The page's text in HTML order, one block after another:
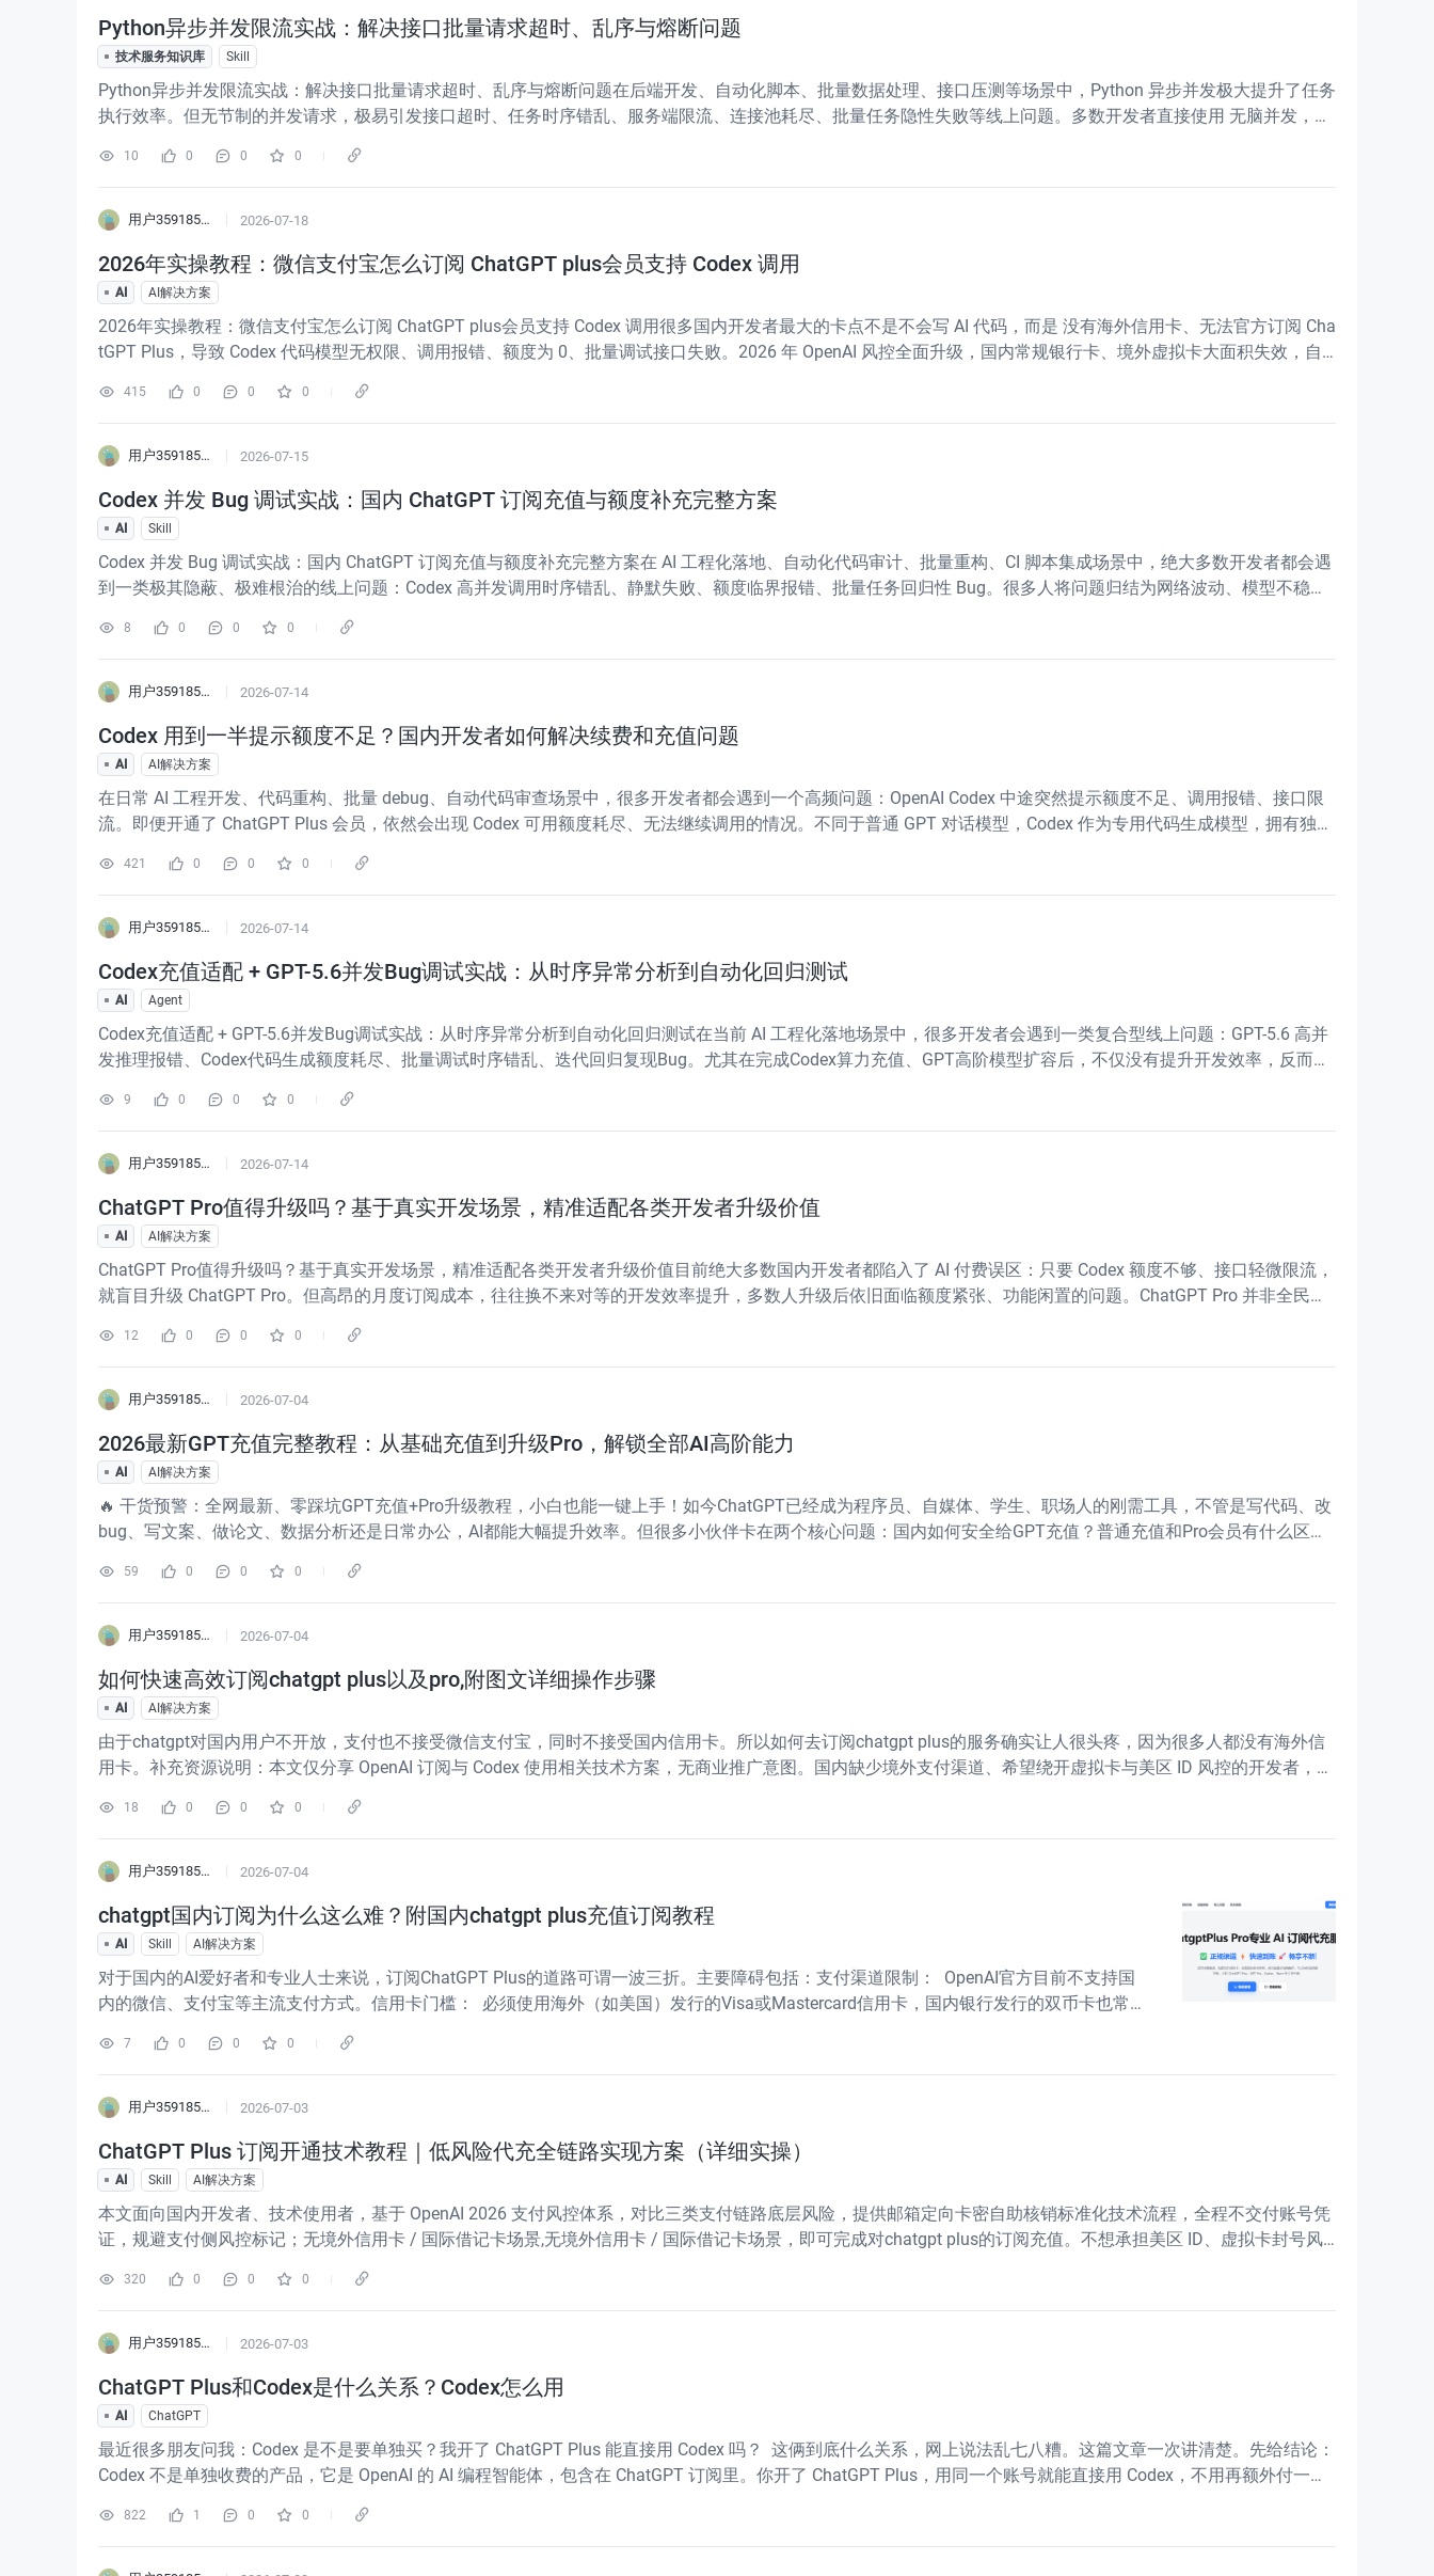
Python异步并发限流实战：解决接口批量请求超时、乱序与熔断问题
技术服务知识库 Skill
Python异步并发限流实战：解决接口批量请求超时、乱序与熔断问题在后端开发、自动化脚本、批量数据处理、接口压测等场景中，Python 异步并发极大提升了任务
执行效率。但无节制的并发请求，极易引发接口超时、任务时序错乱、服务端限流、连接池耗尽、批量任务隐性失败等线上问题。多数开发者直接使用 无脑并发，忽
10 0 0 0
用户3591855596547 2026-07-18
2026年实操教程：微信支付宝怎么订阅 ChatGPT plus会员支持 Codex 调用
AI AI解决方案
2026年实操教程：微信支付宝怎么订阅 ChatGPT plus会员支持 Codex 调用很多国内开发者最大的卡点不是不会写 AI 代码，而是 没有海外信用卡、无法官方订阅 Cha
tGPT Plus，导致 Codex 代码模型无权限、调用报错、额度为 0、批量调试接口失败。2026 年 OpenAI 风控全面升级，国内常规银行卡、境外虚拟卡大面积失效，自
415 0 0 0
用户3591855596547 2026-07-15
Codex 并发 Bug 调试实战：国内 ChatGPT 订阅充值与额度补充完整方案
AI Skill
Codex 并发 Bug 调试实战：国内 ChatGPT 订阅充值与额度补充完整方案在 AI 工程化落地、自动化代码审计、批量重构、CI 脚本集成场景中，绝大多数开发者都会遇
到一类极其隐蔽、极难根治的线上问题：Codex 高并发调用时序错乱、静默失败、额度临界报错、批量任务回归性 Bug。很多人将问题归结为网络波动、模型不稳
8 0 0 0
用户3591855596547 2026-07-14
Codex 用到一半提示额度不足？国内开发者如何解决续费和充值问题
AI AI解决方案
在日常 AI 工程开发、代码重构、批量 debug、自动代码审查场景中，很多开发者都会遇到一个高频问题：OpenAI Codex 中途突然提示额度不足、调用报错、接口限
流。即便开通了 ChatGPT Plus 会员，依然会出现 Codex 可用额度耗尽、无法继续调用的情况。不同于普通 GPT 对话模型，Codex 作为专用代码生成模型，拥有独立
421 0 0 0
用户3591855596547 2026-07-14
Codex充值适配 + GPT-5.6并发Bug调试实战：从时序异常分析到自动化回归测试
AI Agent
Codex充值适配 + GPT-5.6并发Bug调试实战：从时序异常分析到自动化回归测试在当前 AI 工程化落地场景中，很多开发者会遇到一类复合型线上问题：GPT-5.6 高并
发推理报错、Codex代码生成额度耗尽、批量调试时序错乱、迭代回归复现Bug。尤其在完成Codex算力充值、GPT高阶模型扩容后，不仅没有提升开发效率，反而频
9 0 0 0
用户3591855596547 2026-07-14
ChatGPT Pro值得升级吗？基于真实开发场景，精准适配各类开发者升级价值
AI AI解决方案
ChatGPT Pro值得升级吗？基于真实开发场景，精准适配各类开发者升级价值目前绝大多数国内开发者都陷入了 AI 付费误区：只要 Codex 额度不够、接口轻微限流，
就盲目升级 ChatGPT Pro。但高昂的月度订阅成本，往往换不来对等的开发效率提升，多数人升级后依旧面临额度紧张、功能闲置的问题。ChatGPT Pro 并非全民通
12 0 0 0
用户3591855596547 2026-07-04
2026最新GPT充值完整教程：从基础充值到升级Pro，解锁全部AI高阶能力
AI AI解决方案
🔥 干货预警：全网最新、零踩坑GPT充值+Pro升级教程，小白也能一键上手！如今ChatGPT已经成为程序员、自媒体、学生、职场人的刚需工具，不管是写代码、改
bug、写文案、做论文、数据分析还是日常办公，AI都能大幅提升效率。但很多小伙伴卡在两个核心问题：国内如何安全给GPT充值？普通充值和Pro会员有什么区
59 0 0 0
用户3591855596547 2026-07-04
如何快速高效订阅chatgpt plus以及pro,附图文详细操作步骤
AI AI解决方案
由于chatgpt对国内用户不开放，支付也不接受微信支付宝，同时不接受国内信用卡。所以如何去订阅chatgpt plus的服务确实让人很头疼，因为很多人都没有海外信
用卡。补充资源说明：本文仅分享 OpenAI 订阅与 Codex 使用相关技术方案，无商业推广意图。国内缺少境外支付渠道、希望绕开虚拟卡与美区 ID 风控的开发者，可
18 0 0 0
用户3591855596547 2026-07-04
chatgpt国内订阅为什么这么难？附国内chatgpt plus充值订阅教程
AI Skill AI解决方案
对于国内的AI爱好者和专业人士来说，订阅ChatGPT Plus的道路可谓一波三折。主要障碍包括：支付渠道限制： OpenAI官方目前不支持国
内的微信、支付宝等主流支付方式。信用卡门槛： 必须使用海外（如美国）发行的Visa或Mastercard信用卡，国内银行发行的双币卡也常常
7 0 0 0
用户3591855596547 2026-07-03
ChatGPT Plus 订阅开通技术教程｜低风险代充全链路实现方案（详细实操）
AI Skill AI解决方案
本文面向国内开发者、技术使用者，基于 OpenAI 2026 支付风控体系，对比三类支付链路底层风险，提供邮箱定向卡密自助核销标准化技术流程，全程不交付账号凭
证，规避支付侧风控标记；无境外信用卡 / 国际借记卡场景,无境外信用卡 / 国际借记卡场景，即可完成对chatgpt plus的订阅充值。不想承担美区 ID、虚拟卡封号风
320 0 0 0
用户3591855596547 2026-07-03
ChatGPT Plus和Codex是什么关系？Codex怎么用
AI ChatGPT
最近很多朋友问我：Codex 是不是要单独买？我开了 ChatGPT Plus 能直接用 Codex 吗？ 这俩到底什么关系，网上说法乱七八糟。这篇文章一次讲清楚。先给结论：
Codex 不是单独收费的产品，它是 OpenAI 的 AI 编程智能体，包含在 ChatGPT 订阅里。你开了 ChatGPT Plus，用同一个账号就能直接用 Codex，不用再额外付一笔
822 1 0 0